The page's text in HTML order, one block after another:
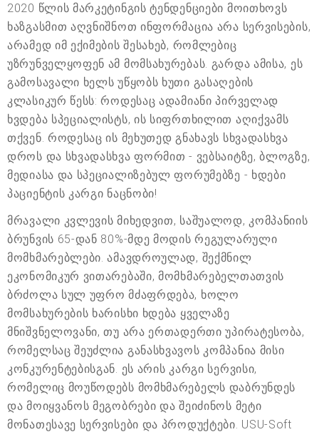
2020 წლის მარკეტინგის ტენდენციები მოითხოვს
ხაზგასმით აღვნიშნოთ ინფორმაცია არა სერვისების,
არამედ იმ ექიმების შესახებ, რომლებიც
უზრუნველყოფენ ამ მომსახურებას. გარდა ამისა, ეს
გამოსავალი ხელს უწყობს ხუთი გასაღების
კლასიკურ წესს: როდესაც ადამიანი პირველად
ხვდება სპეციალისტს, ის სიფრთხილით აღიქვამს
თქვენ. როდესაც ის მეხუთედ გნახავს სხვადასხვა
დროს და სხვადასხვა ფორმით - ვებსაიტზე, ბლოგზე,
მედიასა და სპეციალიზებულ ფორუმებზე - ხდები
პაციენტის კარგი ნაცნობი!
მრავალი კვლევის მიხედვით, საშუალოდ, კომპანიის
ბრუნვის 65-დან 80%-მდე მოდის რეგულარული
მომხმარებლები. ამავდროულად, შექმნილ
ეკონომიკურ ვითარებაში, მომხმარებელთათვის
ბრძოლა სულ უფრო მძაფრდება, ხოლო
მომსახურების ხარისხი ხდება ყველაზე
მნიშვნელოვანი, თუ არა ერთადერთი უპირატესობა,
რომელსაც შეუძლია განასხვავოს კომპანია მისი
კონკურენტებისგან. ეს არის კარგი სერვისი,
რომელიც მოუწოდებს მომხმარებელს დაბრუნდეს
და მოიყვანოს მეგობრები და შეიძინოს მეტი
მონათესავე სერვისები და პროდუქტები. USU-Soft